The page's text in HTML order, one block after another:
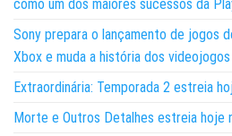
como um dos maiores sucessos da
Sony prepara o lançamento de jogos
Xbox e muda a história dos videojogos
Extraordinária: Temporada 2 estreia
Morte e Outros Detalhes estreia hoje